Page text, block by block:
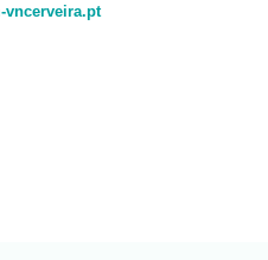
vncerveira.pt